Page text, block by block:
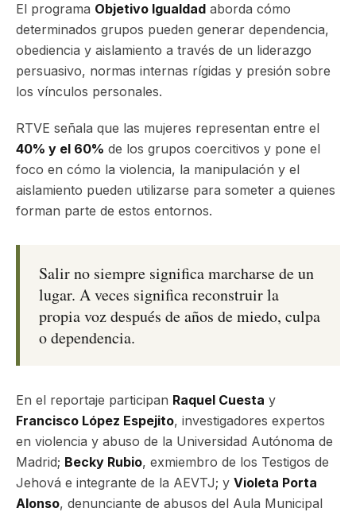
El programa Objetivo Igualdad aborda cómo
determinados grupos pueden generar dependencia,
obediencia y aislamiento a través de un liderazgo
persuasivo, normas internas rígidas y presión sobre
los vínculos personales.
RTVE señala que las mujeres representan entre el
40% y el 60% de los grupos coercitivos y pone el
foco en cómo la violencia, la manipulación y el
aislamiento pueden utilizarse para someter a quienes
forman parte de estos entornos.
Salir no siempre significa marcharse de un
lugar. A veces significa reconstruir la
propia voz después de años de miedo, culpa
o dependencia.
En el reportaje participan Raquel Cuesta y
Francisco López Espejito, investigadores expertos
en violencia y abuso de la Universidad Autónoma de
Madrid; Becky Rubio, exmiembro de los Testigos de
Jehová e integrante de la AEVTJ; y Violeta Porta
Alonso, denunciante de abusos del Aula Municipal